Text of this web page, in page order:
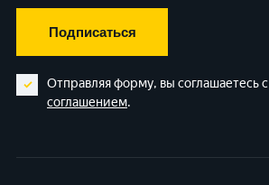
Подписаться
Отправляя форму, вы соглашаетесь с
соглашением.